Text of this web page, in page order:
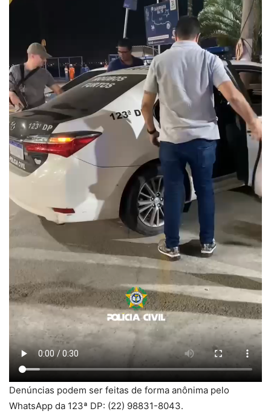
Denúncias podem ser feitas de forma anônima pelo
WhatsApp da 123ª DP: (22) 98831-8043.